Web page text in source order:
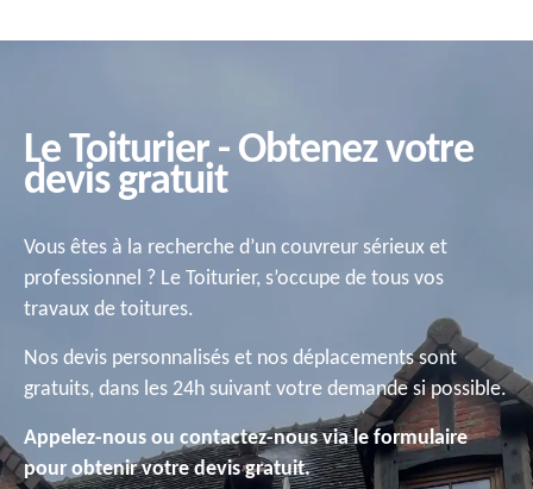
Le Toiturier - Obtenez votre
devis gratuit
Vous êtes à la recherche d’un couvreur sérieux et
professionnel ? Le Toiturier, s’occupe de tous vos
travaux de toitures.
Nos devis personnalisés et nos déplacements sont
gratuits, dans les 24h suivant votre demande si possible.
Appelez-nous ou contactez-nous via le formulaire
pour obtenir votre devis gratuit.